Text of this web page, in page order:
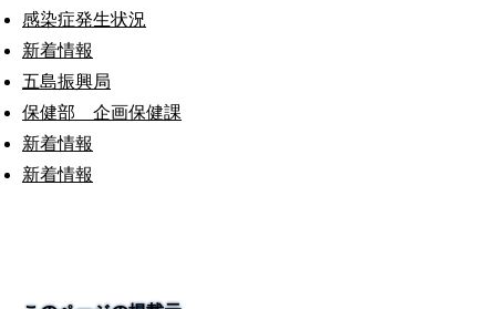
感染症発生状況
新着情報
五島振興局
保健部 企画保健課
新着情報
新着情報